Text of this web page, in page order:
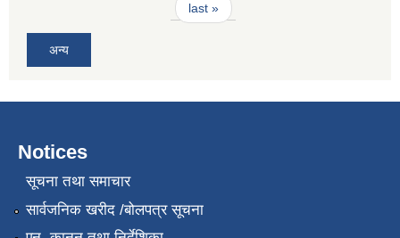
last »
अन्य
Notices
सूचना तथा समाचार
सार्वजनिक खरीद /बोलपत्र सूचना